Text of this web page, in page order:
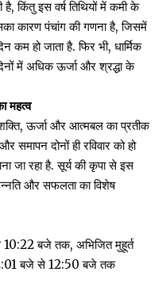
है, किंतु इस वर्ष तिथियों में कमी के
कारण पंचांग की गणना है, जिसमें
हो जाता है. फिर भी, धार्मिक
में अधिक ऊर्जा और श्रद्धा के
महत्व
ऊर्जा और आत्मबल का प्रतीक
समापन दोनों ही रविवार को हो
जा रहा है. सूर्य की कृपा से इस
और सफलता का विशेष
10:22 बजे तक, अभिजित मुहूर्त
बजे से 12:50 बजे तक